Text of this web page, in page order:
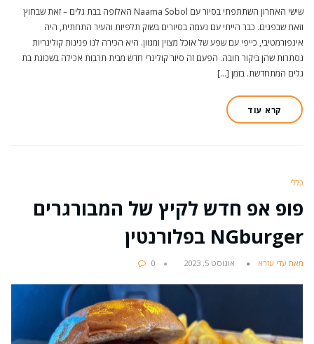
שישי האחרון השתתפתי בסיור עם Naama Sobol האלופה בבת גלים – זאת שבחוץ
וזאת שבפנים. כבר הייתי עם נעמה בסיורים בשוק תלפיות והעיר התחתית, היה
אינפורמטיבי, כייפי עם שפע של אוכל מצוין ומגוון. היא הכירה לנו פנינות קולינריות
נסתרות שהן ביקור חובה. הפעם זה סיור קולינרי חדש מבית תרבות אכילה בשכונת בת
גלים המתחדשת. בזמן […]
קרא עוד
כללי
פופ אפ חדש לקיץ של המבורגרים
NGburger בפלורנטין
מאת עדי עזרא אוגוסט 5, 2023 0